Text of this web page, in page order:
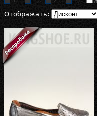
Отображать: